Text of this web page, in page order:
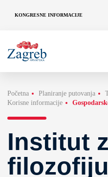
KONGRESNE INFORMACIJE
Početna Planiranje putovanja
Korisne informacije
Institut
filozofiju